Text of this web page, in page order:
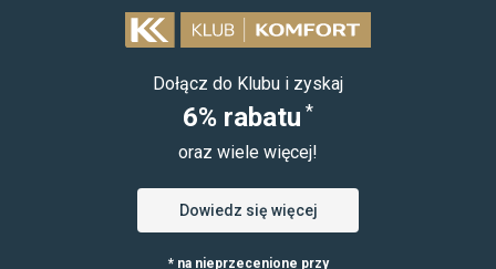
Dołącz do Klubu i zyskaj
6% rabatu *
oraz wiele więcej!
Dowiedz się więcej
* na nieprzecenione przy